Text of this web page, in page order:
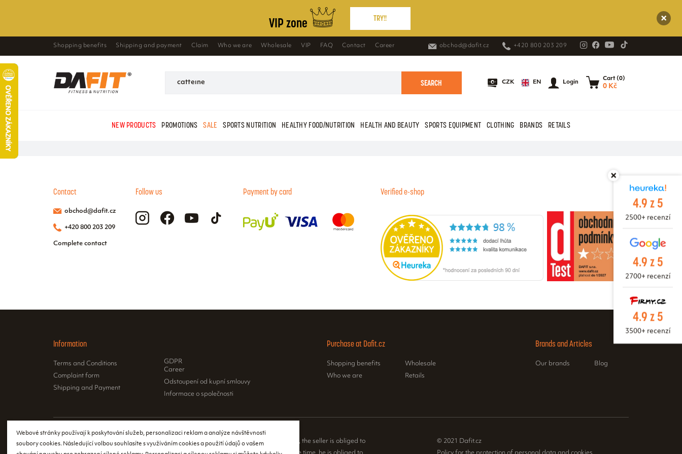
VIP zone TRY!!
Shopping benefits Shipping and payment Claim Who we are Wholesale VIP FAQ Contact Career obchod@dafit.cz +420 800 203 209
SEARCH CZK EN Login
Cart (0)
0 Kč
NEW PRODUCTS PROMOTIONS SALE SPORTS NUTRITION HEALTHY FOOD/NUTRITION HEALTH AND BEAUTY SPORTS EQUIPMENT CLOTHING BRANDS RETAILS
Contact
obchod@dafit.cz
+420 800 203 209
Complete contact
Follow us Payment by card Verified e-shop
Information
Terms and Conditions
Complaint form
Shipping and Payment
GDPR
Career
Odstoupení od kupní smlouvy
Informace o společnosti
Purchase at Dafit.cz
Shopping benefits
Who we are
Wholesale
Retails
Brands and Articles
Our brands Blog
According to the Sales Registration Act, the seller is obliged to
© 2021 Dafit.cz
4.9 z 5
2500+ recenzí
4.9 z 5
2700+ recenzí
4.9 z 5
3500+ recenzí
Webové stránky používají k poskytování služeb, personalizaci reklam a analýze návštěvnosti
soubory cookies. Následující volbou souhlasíte s využíváním cookies a použití údajů o vašem